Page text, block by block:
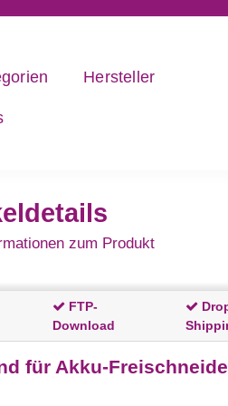
Hersteller
zum Produkt
FTP-
Download
für Akku-